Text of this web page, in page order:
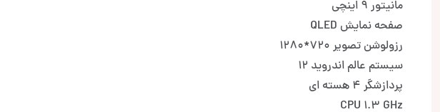
مانیتور 9 اینچی
صفحه نمایش QLED
رزولوشن تصویر 720*1280
سیستم عالم اندروید 12
پردازشگر 4 هسته ای
CPU 1.3 GHz